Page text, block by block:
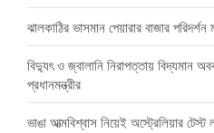
ঝালকাঠির ভাসমান পেয়ারার বাজার পরিদর্শন
বিদ্যুৎ ও জ্বালানি নিরাপত্তায় বিদ্যমান
প্রধানমন্ত্রীর
ভাঙা আত্মবিশ্বাস নিয়েই অস্ট্রেলিয়ার টেস্ট